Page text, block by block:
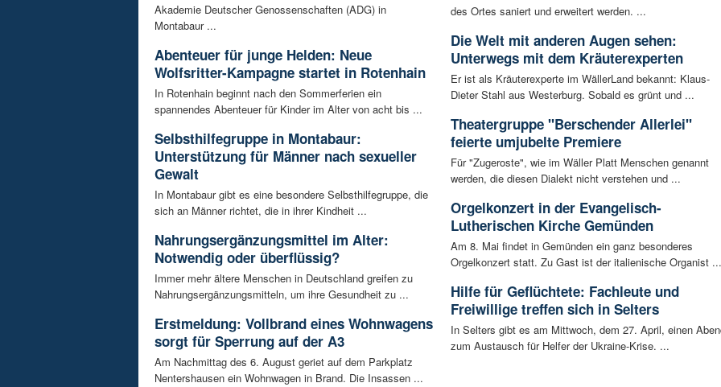
Akademie Deutscher Genossenschaften (ADG) in
Montabaur ...
Abenteuer für junge Helden: Neue
Wolfsritter-Kampagne startet in Rotenhain
In Rotenhain beginnt nach den Sommerferien ein
spannendes Abenteuer für Kinder im Alter von acht bis ...
Selbsthilfegruppe in Montabaur:
Unterstützung für Männer nach sexueller
Gewalt
In Montabaur gibt es eine besondere Selbsthilfegruppe, die
sich an Männer richtet, die in ihrer Kindheit ...
Nahrungsergänzungsmittel im Alter:
Notwendig oder überflüssig?
Immer mehr ältere Menschen in Deutschland greifen zu
Nahrungsergänzungsmitteln, um ihre Gesundheit zu ...
Erstmeldung: Vollbrand eines Wohnwagens
sorgt für Sperrung auf der A3
Am Nachmittag des 6. August geriet auf dem Parkplatz
Nentershausen ein Wohnwagen in Brand. Die Insassen ...
des Ortes saniert und erweitert werden. ...
Die Welt mit anderen Augen sehen:
Unterwegs mit dem Kräuterexperten
Er ist als Kräuterexperte im WällerLand bekannt: Klaus-
Dieter Stahl aus Westerburg. Sobald es grünt und ...
Theatergruppe "Berschender Allerlei"
feierte umjubelte Premiere
Für "Zugeroste", wie im Wäller Platt Menschen genannt
werden, die diesen Dialekt nicht verstehen und ...
Orgelkonzert in der Evangelisch-
Lutherischen Kirche Gemünden
Am 8. Mai findet in Gemünden ein ganz besonderes
Orgelkonzert statt. Zu Gast ist der italienische Organist ...
Hilfe für Geflüchtete: Fachleute und
Freiwillige treffen sich in Selters
In Selters gibt es am Mittwoch, dem 27. April, einen
zum Austausch für Helfer der Ukraine-Krise. ...